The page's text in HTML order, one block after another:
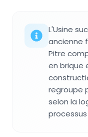
L'Usine
ancienne
Pitre
en brique
regroupe
selon la